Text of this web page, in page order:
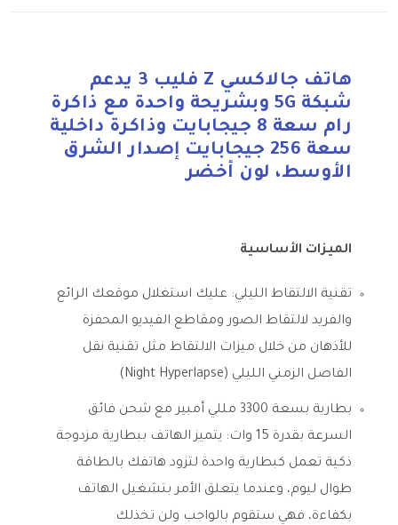
هاتف جالاكسي Z فليب 3 يدعم
شبكة 5G وبشريحة واحدة مع ذاكرة
رام سعة 8 جيجابايت وذاكرة داخلية
سعة 256 جيجابايت إصدار الشرق
الأوسط، لون أخضر
الميزات الأساسية
تقنية الالتقاط الليلي: عليك استغلال موقعك الرائع
والفريد لالتقاط الصور ومقاطع الفيديو المحفزة
للأذهان من خلال ميزات الالتقاط مثل تقنية نقل
الفاصل الزمني الليلي (Night Hyperlapse)
بطارية بسعة 3300 مللي أمبير مع شحن فائق
السرعة بقدرة 15 وات: يتميز الهاتف ببطارية مزدوجة
ذكية تعمل كبطارية واحدة لتزود هاتفك بالطاقة
طوال ليوم، وعندما يتعلق الأمر بتشغيل الهاتف
بكفاءة، فهي ستقوم بالواجب ولن تخذلك